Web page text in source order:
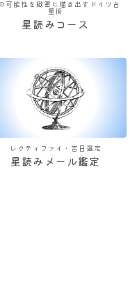
可能性を緻密に描き出すドイツ占
星術
星読みコース
レクティファイ・吉日選定
星読みメール鑑定